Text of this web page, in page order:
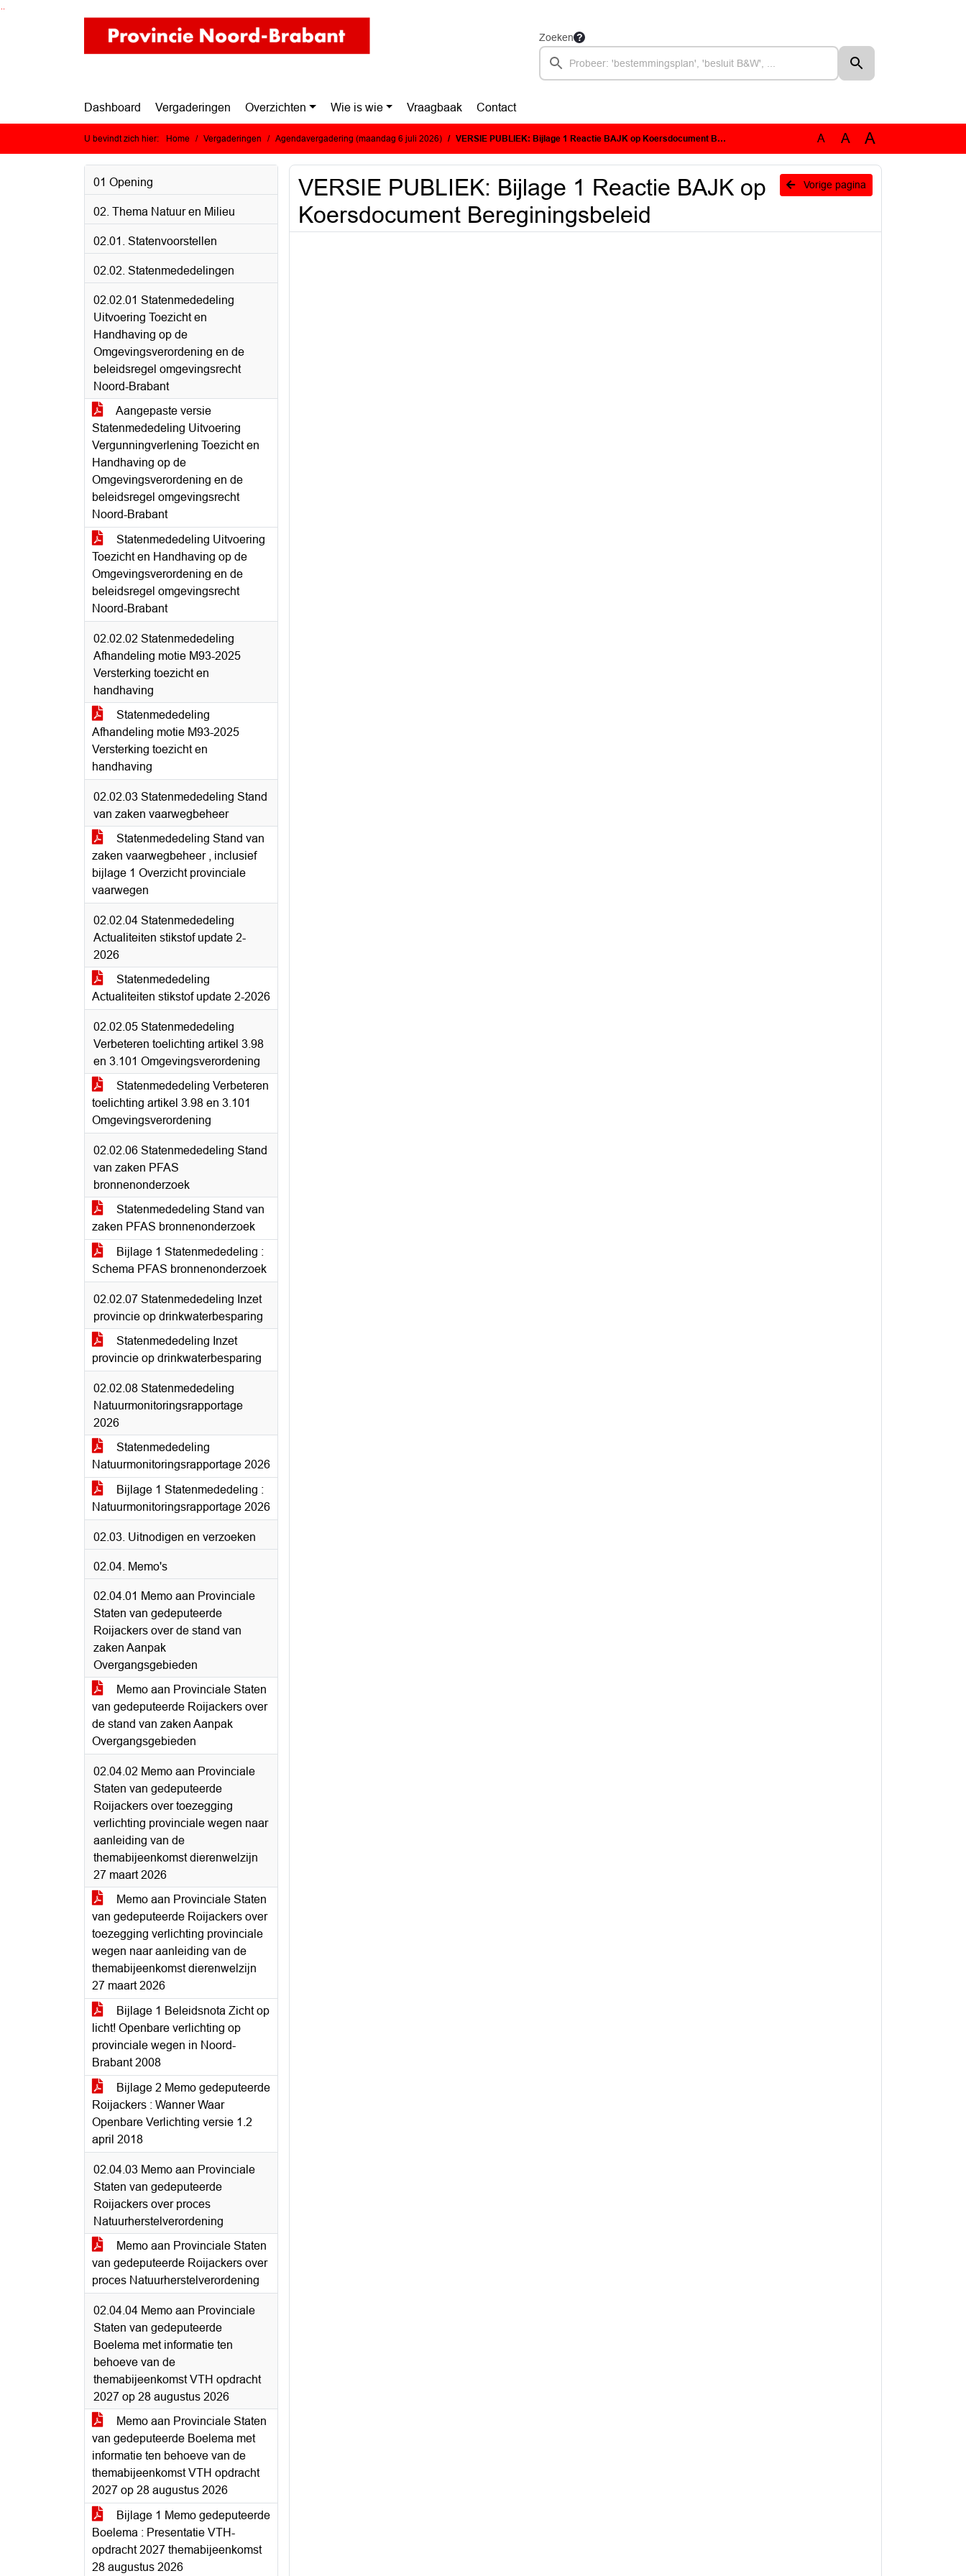
Ga naar de inhoud van deze pagina
Ga naar het zoeken
Ga naar het menu
Zoeken
Dashboard Vergaderingen Overzichten Wie is wie Vraagbaak Contact
U bevindt zich hier: Home Vergaderingen Agendavergadering (maandag 6 juli 2026) VERSIE PUBLIEK: Bijlage 1 Reactie BAJK op Koersdocument Bereginingsbeleid A A A
01 Opening
02. Thema Natuur en Milieu
02.01. Statenvoorstellen
02.02. Statenmededelingen
02.02.01 Statenmededeling
Uitvoering Toezicht en
Handhaving op de
Omgevingsverordening en de
beleidsregel omgevingsrecht
Noord-Brabant
Aangepaste versie
Statenmededeling Uitvoering
Vergunningverlening Toezicht en
Handhaving op de
Omgevingsverordening en de
beleidsregel omgevingsrecht
Noord-Brabant
Statenmededeling Uitvoering
Toezicht en Handhaving op de
Omgevingsverordening en de
beleidsregel omgevingsrecht
Noord-Brabant
02.02.02 Statenmededeling
Afhandeling motie M93-2025
Versterking toezicht en
handhaving
Statenmededeling
Afhandeling motie M93-2025
Versterking toezicht en
handhaving
02.02.03 Statenmededeling Stand
van zaken vaarwegbeheer
Statenmededeling Stand van
zaken vaarwegbeheer , inclusief
bijlage 1 Overzicht provinciale
vaarwegen
02.02.04 Statenmededeling
Actualiteiten stikstof update 2-
2026
Statenmededeling
Actualiteiten stikstof update 2-2026
02.02.05 Statenmededeling
Verbeteren toelichting artikel 3.98
en 3.101 Omgevingsverordening
Statenmededeling Verbeteren
toelichting artikel 3.98 en 3.101
Omgevingsverordening
02.02.06 Statenmededeling Stand
van zaken PFAS
bronnenonderzoek
Statenmededeling Stand van
zaken PFAS bronnenonderzoek
Bijlage 1 Statenmededeling :
Schema PFAS bronnenonderzoek
02.02.07 Statenmededeling Inzet
provincie op drinkwaterbesparing
Statenmededeling Inzet
provincie op drinkwaterbesparing
02.02.08 Statenmededeling
Natuurmonitoringsrapportage
2026
Statenmededeling
Natuurmonitoringsrapportage 2026
Bijlage 1 Statenmededeling :
Natuurmonitoringsrapportage 2026
02.03. Uitnodigen en verzoeken
02.04. Memo's
02.04.01 Memo aan Provinciale
Staten van gedeputeerde
Roijackers over de stand van
zaken Aanpak
Overgangsgebieden
Memo aan Provinciale Staten
van gedeputeerde Roijackers over
de stand van zaken Aanpak
Overgangsgebieden
02.04.02 Memo aan Provinciale
Staten van gedeputeerde
Roijackers over toezegging
verlichting provinciale wegen naar
aanleiding van de
themabijeenkomst dierenwelzijn
27 maart 2026
Memo aan Provinciale Staten
van gedeputeerde Roijackers over
toezegging verlichting provinciale
wegen naar aanleiding van de
themabijeenkomst dierenwelzijn
27 maart 2026
Bijlage 1 Beleidsnota Zicht op
licht! Openbare verlichting op
provinciale wegen in Noord-
Brabant 2008
Bijlage 2 Memo gedeputeerde
Roijackers : Wanner Waar
Openbare Verlichting versie 1.2
april 2018
02.04.03 Memo aan Provinciale
Staten van gedeputeerde
Roijackers over proces
Natuurherstelverordening
Memo aan Provinciale Staten
van gedeputeerde Roijackers over
proces Natuurherstelverordening
02.04.04 Memo aan Provinciale
Staten van gedeputeerde
Boelema met informatie ten
behoeve van de
themabijeenkomst VTH opdracht
2027 op 28 augustus 2026
Memo aan Provinciale Staten
van gedeputeerde Boelema met
informatie ten behoeve van de
themabijeenkomst VTH opdracht
2027 op 28 augustus 2026
Bijlage 1 Memo gedeputeerde
Boelema : Presentatie VTH-
opdracht 2027 themabijeenkomst
28 augustus 2026
Vorige pagina
VERSIE PUBLIEK: Bijlage 1 Reactie BAJK op
Koersdocument Bereginingsbeleid